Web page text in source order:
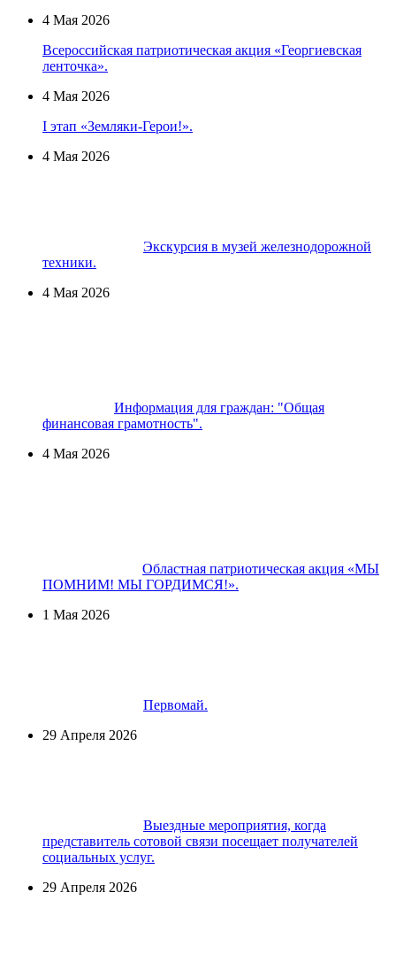
4 Мая 2026
Всероссийская патриотическая акция «Георгиевская
ленточка».
4 Мая 2026
I этап «Земляки-Герои!».
4 Мая 2026
Экскурсия в музей железнодорожной
техники.
4 Мая 2026
Информация для граждан: "Общая
финансовая грамотность".
4 Мая 2026
Областная патриотическая акция «МЫ
ПОМНИМ! МЫ ГОРДИМСЯ!».
1 Мая 2026
Первомай.
29 Апреля 2026
Выездные мероприятия, когда
представитель сотовой связи посещает получателей
социальных услуг.
29 Апреля 2026